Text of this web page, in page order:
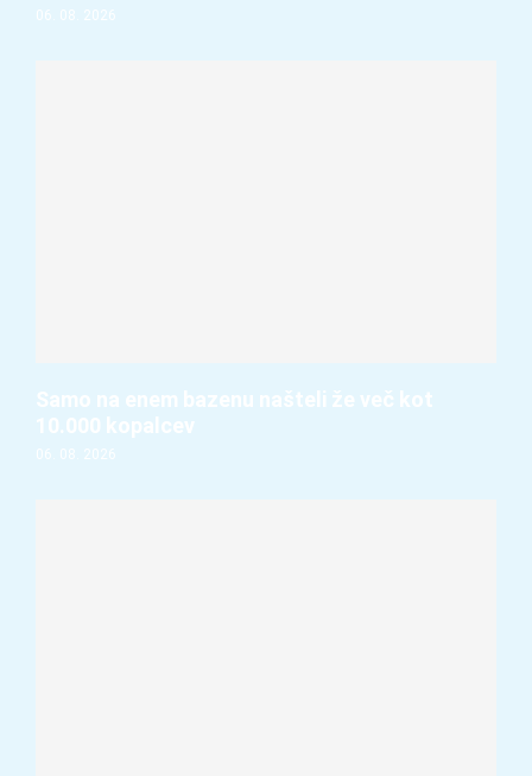
06. 08. 2026
Samo na enem bazenu našteli že več kot
10.000 kopalcev
06. 08. 2026